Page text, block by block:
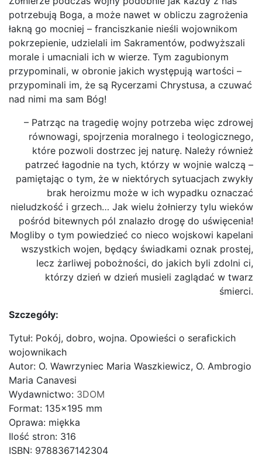
potrzebują Boga, a może nawet w obliczu zagrożenia
łakną go mocniej – franciszkanie nieśli wojownikom
pokrzepienie, udzielali im Sakramentów, podwyższali
morale i umacniali ich w wierze. Tym zagubionym
przypominali, w obronie jakich występują wartości –
przypominali im, że są Rycerzami Chrystusa, a czuwać
nad nimi ma sam Bóg!
– Patrząc na tragedię wojny potrzeba więc zdrowej
równowagi, spojrzenia moralnego i teologicznego,
które pozwoli dostrzec jej naturę. Należy również
patrzeć łagodnie na tych, którzy w wojnie walczą –
pamiętając o tym, że w niektórych sytuacjach zwykły
brak heroizmu może w ich wypadku oznaczać
nieludzkość i grzech… Jak wielu żołnierzy tylu wieków
pośród bitewnych pól znalazło drogę do uświęcenia!
Mogliby o tym powiedzieć co nieco wojskowi kapelani
wszystkich wojen, będący świadkami oznak prostej,
lecz żarliwej pobożności, do jakich byli zdolni ci,
którzy dzień w dzień musieli zaglądać w twarz
śmierci.
Szczegóły:
Tytuł: Pokój, dobro, wojna. Opowieści o serafickich
wojownikach
Autor: O. Wawrzyniec Maria Waszkiewicz, O. Ambrogio
Maria Canavesi
Wydawnictwo: 3DOM
Format: 135×195 mm
Oprawa: miękka
Ilość stron: 316
ISBN: 9788367142304